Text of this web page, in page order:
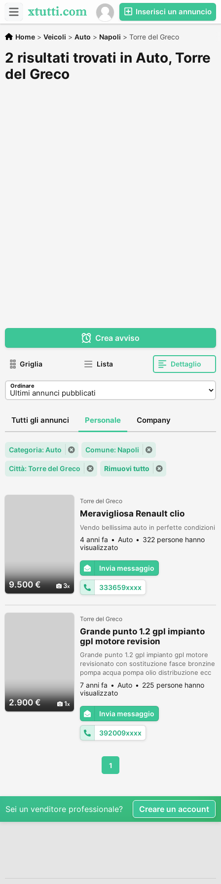
Inserisci un annuncio
Home > Veicoli > Auto > Napoli > Torre del Greco
2 risultati trovati in Auto, Torre
del Greco
Crea avviso
Griglia Lista Dettaglio
Ordinare
Tutti gli annunci Personale Company
Categoria: Auto Comune: Napoli
Città: Torre del Greco Rimuovi tutto
9.500 € 3
Torre del Greco
Meravigliosa Renault clio
Vendo bellissima auto in perfette condizioni
4 anni fa Auto
322 persone hanno
visualizzato
Invia messaggio
333659xxxx
2.900 € 1
Torre del Greco
Grande punto 1.2 gpl impianto
gpl motore revision
Grande punto 1.2 gpl impianto gpl motore
revisionato con sostituzione fasce bronzine
pompa acqua pompa olio distribuzione ecc
perfetta ammortizzatori e meccanica come
nuova possibilità finanziamento e o permuta
7 anni fa Auto
225 persone hanno
visualizzato
Invia messaggio
392009xxxx
1
Sei un venditore professionale? Creare un account